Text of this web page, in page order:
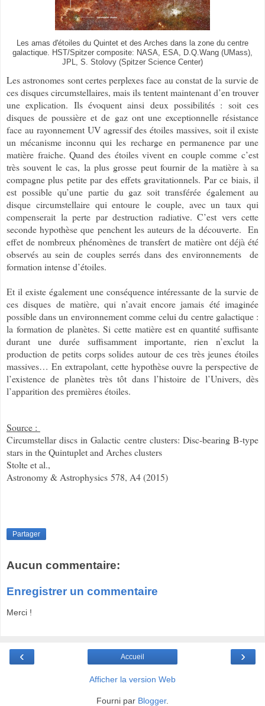
Les amas d'étoiles du Quintet et des Arches dans la zone du centre
galactique. HST/Spitzer composite: NASA, ESA, D.Q.Wang (UMass),
JPL, S. Stolovy (Spitzer Science Center)
Les astronomes sont certes perplexes face au constat de la survie de
ces disques circumstellaires, mais ils tentent maintenant d’en trouver
une explication. Ils évoquent ainsi deux possibilités : soit ces
disques de poussière et de gaz ont une exceptionnelle résistance
face au rayonnement UV agressif des étoiles massives, soit il existe
un mécanisme inconnu qui les recharge en permanence par une
matière fraiche. Quand des étoiles vivent en couple comme c’est
très souvent le cas, la plus grosse peut fournir de la matière à sa
compagne plus petite par des effets gravitationnels. Par ce biais, il
est possible qu’une partie du gaz soit transférée également au
disque circumstellaire qui entoure le couple, avec un taux qui
compenserait la perte par destruction radiative. C’est vers cette
seconde hypothèse que penchent les auteurs de la découverte. En
effet de nombreux phénomènes de transfert de matière ont déjà été
observés au sein de couples serrés dans des environnements de
formation intense d’étoiles.
Et il existe également une conséquence intéressante de la survie de
ces disques de matière, qui n’avait encore jamais été imaginée
possible dans un environnement comme celui du centre galactique :
la formation de planètes. Si cette matière est en quantité suffisante
durant une durée suffisamment importante, rien n’exclut la
production de petits corps solides autour de ces très jeunes étoiles
massives… En extrapolant, cette hypothèse ouvre la perspective de
l’existence de planètes très tôt dans l’histoire de l’Univers, dès
l’apparition des premières étoiles.
Source :
Circumstellar discs in Galactic centre clusters: Disc-bearing B-type
stars in the Quintuplet and Arches clusters
Stolte et al.,
Astronomy & Astrophysics 578, A4 (2015)
Partager
Aucun commentaire:
Enregistrer un commentaire
Merci !
‹ ›
Accueil
Afficher la version Web
Fourni par Blogger.